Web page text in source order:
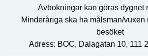
Avbokningar kan göras dygnet
Minderåriga ska ha målsman/vuxen
besöket
Adress: BOC, Dalagatan 10, 111